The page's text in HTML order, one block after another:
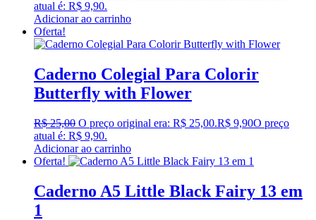
atual é: R$ 9,90.
Adicionar ao carrinho
Oferta!
Caderno Colegial Para Colorir
Butterfly with Flower
R$25,00 O preço original era: R$ 25,00.R$ 9,90O preço
atual é: R$ 9,90.
Adicionar ao carrinho
Oferta!
Caderno A5 Little Black Fairy 13 em
1